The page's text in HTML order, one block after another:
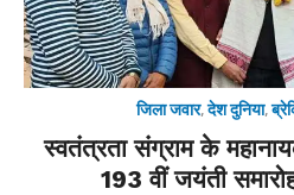
जिला जवार,देश दुनिया,
स्वतंत्रता संग्राम के
193 वीं जयंती